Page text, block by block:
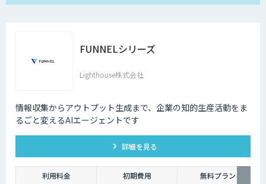
FUNNELシリーズ
Lighthouse株式会社
情報収集からアウトプット生成まで、企業の知的生産活動をま
るごと変えるAIエージェントです
詳細を見る
利用料金 初期費用
無料プラン